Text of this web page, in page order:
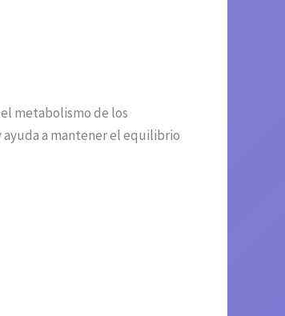
metabolismo de los
a mantener el equilibrio